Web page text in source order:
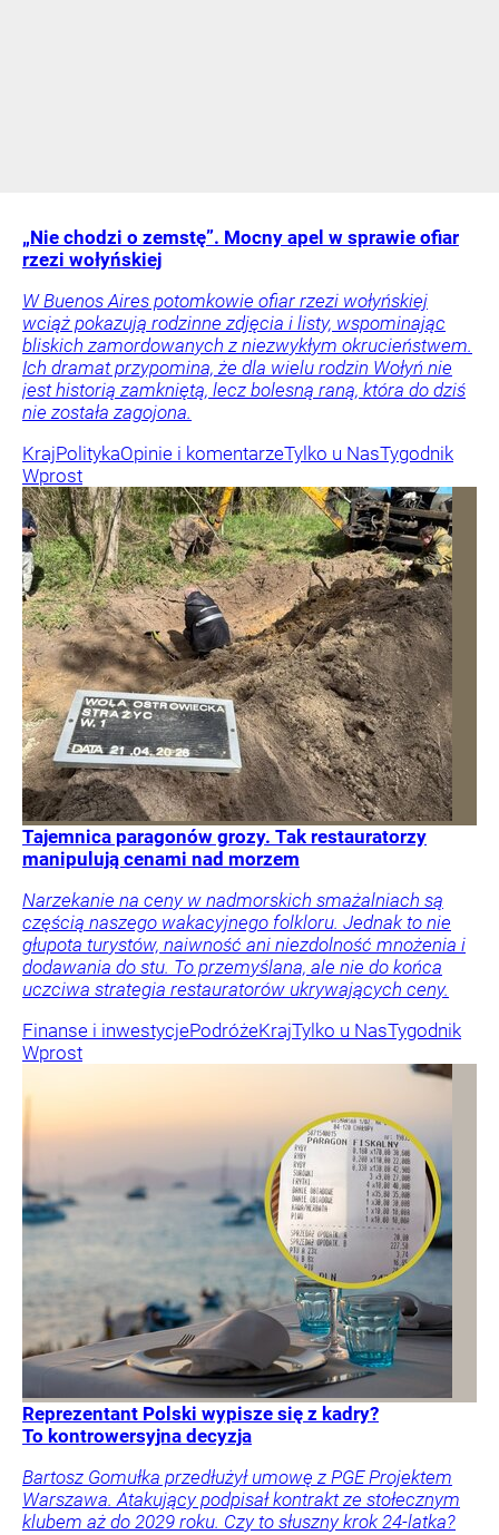
„Nie chodzi o zemstę”. Mocny apel w sprawie ofiar
rzezi wołyńskiej
W Buenos Aires potomkowie ofiar rzezi wołyńskiej
wciąż pokazują rodzinne zdjęcia i listy, wspominając
bliskich zamordowanych z niezwykłym okrucieństwem.
Ich dramat przypomina, że dla wielu rodzin Wołyń nie
jest historią zamkniętą, lecz bolesną raną, która do dziś
nie została zagojona.
KrajPolitykaOpinie i komentarzeTylko u NasTygodnik
Wprost
Tajemnica paragonów grozy. Tak restauratorzy
manipulują cenami nad morzem
Narzekanie na ceny w nadmorskich smażalniach są
częścią naszego wakacyjnego folkloru. Jednak to nie
głupota turystów, naiwność ani niezdolność mnożenia i
dodawania do stu. To przemyślana, ale nie do końca
uczciwa strategia restauratorów ukrywających ceny.
Finanse i inwestycjePodróżeKrajTylko u NasTygodnik
Wprost
Reprezentant Polski wypisze się z kadry?
To kontrowersyjna decyzja
Bartosz Gomułka przedłużył umowę z PGE Projektem
Warszawa. Atakujący podpisał kontrakt ze stołecznym
klubem aż do 2029 roku. Czy to słuszny krok 24-latka?